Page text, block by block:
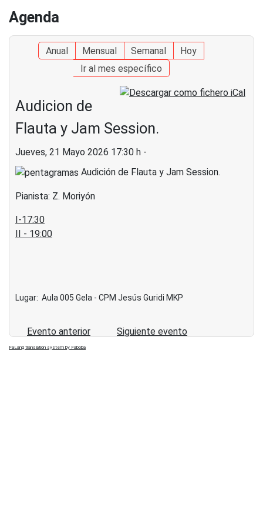
Agenda
Anual Mensual Semanal
Hoy
Ir al mes específico
Audicion de
Flauta y Jam Session.
Jueves, 21 Mayo 2026 17:30 h -
Audición de Flauta y Jam Session.
Pianista: Z. Moriyón
I-17:30
II - 19:00
Lugar: Aula 005 Gela - CPM Jesús Guridi MKP
Evento anterior Siguiente evento
FaLang translation system by Faboba